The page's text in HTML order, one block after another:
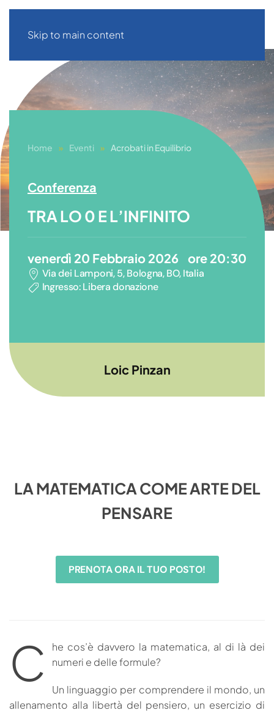
Skip to main content
Home Eventi Acrobati in Equilibrio
Conferenza
TRA LO 0 E L’INFINITO
venerdì 20 Febbraio 2026 ore 20:30
Via dei Lamponi, 5, Bologna, BO, Italia
Ingresso: Libera donazione
Loic Pinzan
LA MATEMATICA COME ARTE DEL
PENSARE
PRENOTA ORA IL TUO POSTO!
C
he cos’è davvero la matematica, al di là dei
numeri e delle formule?
Un linguaggio per comprendere il mondo, un
allenamento alla libertà del pensiero, un esercizio di